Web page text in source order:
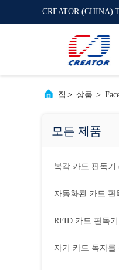
CREATOR (CHINA)
집 > 상품 >
모든 제품
복각 카드 판독기
자동화된 카드 판
RFID 카드 판독기
자기 카드 독자를